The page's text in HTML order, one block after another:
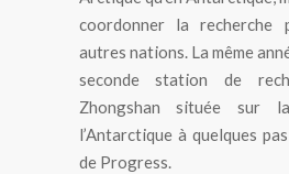
coordonner la recherche
autres nations. La même
seconde station de
Zhongshan située sur
l’Antarctique à quelques
de Progress.